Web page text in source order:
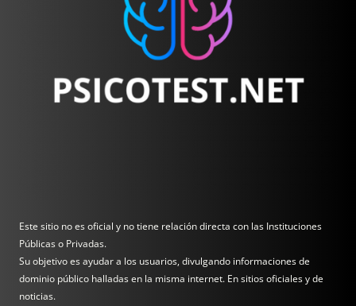
Este sitio no es oficial y no tiene relación directa con las Instituciones
Públicas o Privadas.
Su objetivo es ayudar a los usuarios, divulgando informaciones de
dominio público halladas en la misma internet. En sitios oficiales y de
noticias.